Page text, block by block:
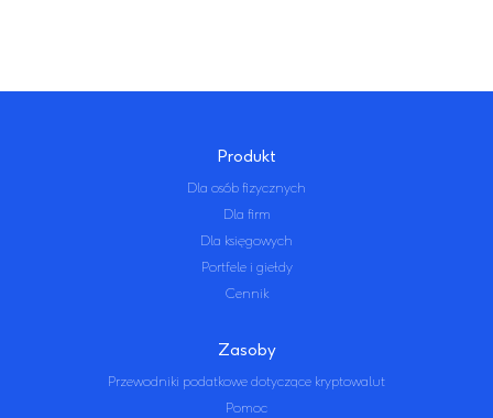
Produkt
Dla osób fizycznych
Dla firm
Dla księgowych
Portfele i giełdy
Cennik
Zasoby
Przewodniki podatkowe dotyczące kryptowalut
Pomoc